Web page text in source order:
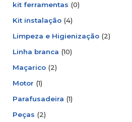
kit ferramentas (0)
Kit instalação (4)
Limpeza e Higienização (2)
Linha branca (10)
Maçarico (2)
Motor (1)
Parafusadeira (1)
Peças (2)